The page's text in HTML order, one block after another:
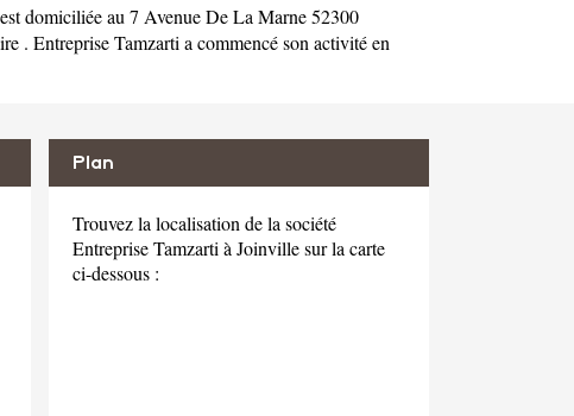
est domiciliée au 7 Avenue De La Marne 52300
. Entreprise Tamzarti a commencé son activité en
Plan
Trouvez la localisation de la société
Entreprise Tamzarti à Joinville sur la carte
ci-dessous :